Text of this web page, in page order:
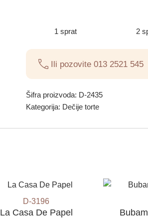
1 sprat 2
Ili pozovite 013 2521 545
Šifra proizvoda: D-2435
Kategorija: Dečije torte
D-3196
La Casa De Papel